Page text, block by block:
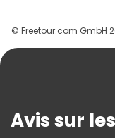
Groupes
Aide
Conditions
© Freetour.com GmbH
Avis sur